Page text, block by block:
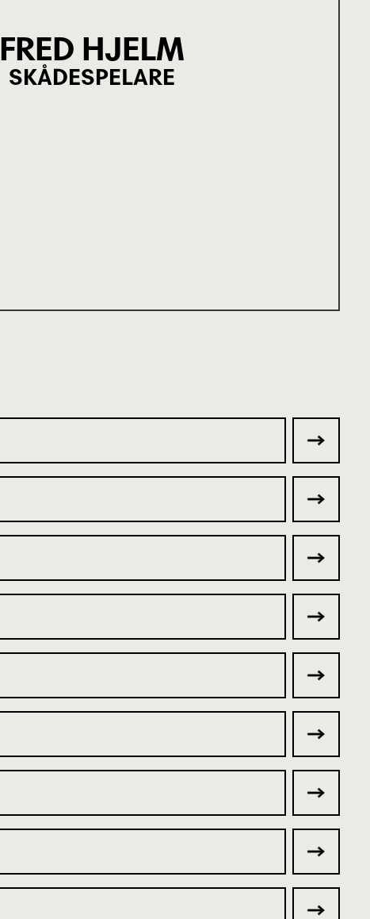
FRED HJELM
SKÅDESPELARE